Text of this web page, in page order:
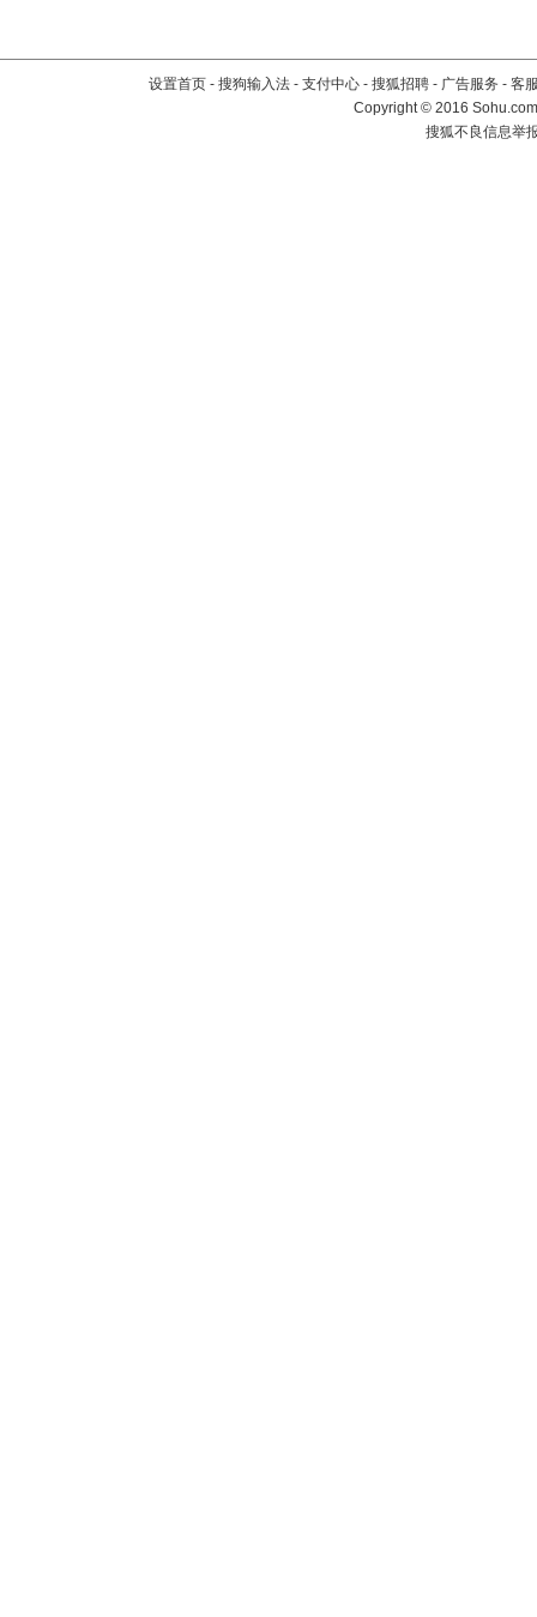
设置首页 - 搜狗输入法 - 支付中心 - 搜狐招聘 - 广告服务 - 客
Copyright©2016
搜狐不良信息举